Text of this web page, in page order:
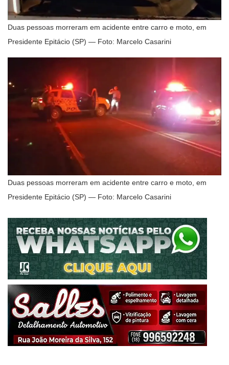
Duas pessoas morreram em acidente entre carro e moto, em
Presidente Epitácio (SP) — Foto: Marcelo Casarini
Duas pessoas morreram em acidente entre carro e moto, em
Presidente Epitácio (SP) — Foto: Marcelo Casarini